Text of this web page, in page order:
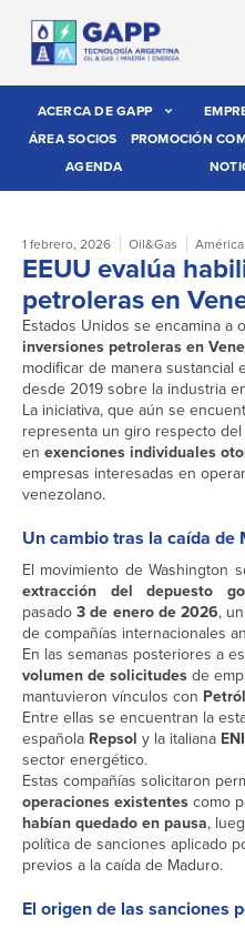
ACERCA DE GAPP
ÁREA SOCIOS
PROMOCIÓN
AGENDA
1 febrero, 2026 Oil&Gas
EEUU evalúa
petroleras en
Estados Unidos se encamina a
inversiones petroleras en
modificar de manera
desde 2019 sobre la industria
La iniciativa, que aún se
representa un giro respecto
en exenciones individuales
empresas interesadas en
venezolano.
Un cambio tras la caída de
El movimiento de Washington
extracción del depuesto
pasado3 de enero de 2026,
de compañías internacionales
En las semanas posteriores a
volumen de solicitudes de
mantuvieron vínculos con
Entre ellas se encuentran la
española Repsol y la italiana ENI
sector energético.
Estas compañías solicitaron
operaciones existentes como
habían quedado en pausa,
política de sanciones aplicado
previos a la caída de Maduro.
El origen de las sanciones